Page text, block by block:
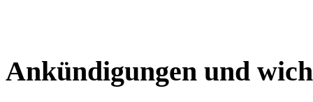
Ankündigungen und